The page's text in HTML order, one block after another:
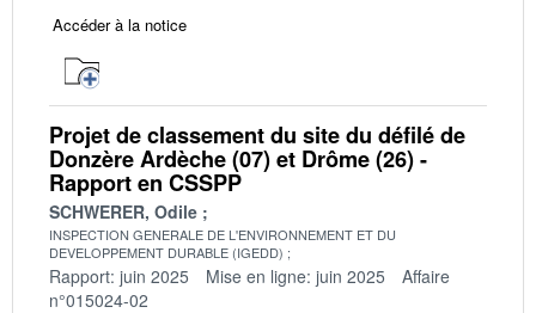
Accéder à la notice
Projet de classement du site du défilé de
Donzère Ardèche (07) et Drôme (26) -
Rapport en CSSPP
SCHWERER, Odile
INSPECTION GENERALE DE L'ENVIRONNEMENT ET DU
DEVELOPPEMENT DURABLE (IGEDD)
Rapport: juin 2025 Mise en ligne: juin 2025
Affaire
n°015024-02